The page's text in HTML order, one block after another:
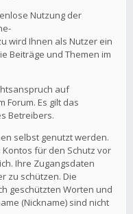
Nutzung der
wird Ihnen als Nutzer ein
Beiträge und Themen im
auf
Forum. Es gilt das
Betreibers.
selbst genutzt werden.
für den Schutz vor
Ihre Zugangsdaten
zu schützen. Die
geschützten Worten und
(Nickname) sind nicht